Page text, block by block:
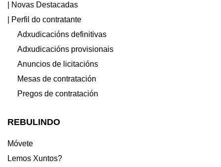
| Novas Destacadas
| Perfil do contratante
Adxudicacións definitivas
Adxudicacións provisionais
Anuncios de licitacións
Mesas de contratación
Pregos de contratación
REBULINDO
Móvete
Lemos Xuntos?